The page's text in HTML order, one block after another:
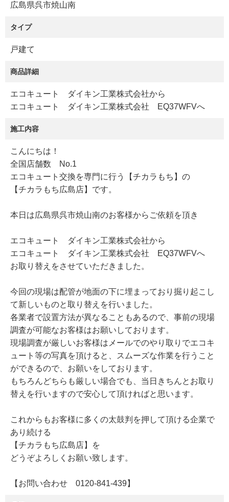
広島県呉市焼山南
タイプ
戸建て
商品詳細
エコキュート ダイキン工業株式会社から
エコキュート ダイキン工業株式会社 EQ37WFVへ
施工内容
こんにちは！
全国店舗数 No.1
エコキュート交換を専門に行う【チカラもち】の
【チカラもち広島店】です。
本日は広島県呉市焼山南のお客様からご依頼を頂き
エコキュート ダイキン工業株式会社から
エコキュート ダイキン工業株式会社 EQ37WFVへ
お取り替えをさせていただきました。
今回の現場は配管が地面の下に埋まっており掘り起こし
て新しいものと取り替えを行いました。
各業者で設置方法が異なることもあるので、事前の現場
調査が可能なお客様はお願いしております。
現場調査が厳しいお客様はメールでのやり取りでエコキ
ュート等の写真を頂けると、スムーズな作業を行うこと
ができるので、お願いをしております。
もちろんどちらも厳しい場合でも、当日きちんとお取り
替えを行いますので安心して頂ければと思います。
これからもお客様に多くの太鼓判を押して頂ける企業で
あり続ける
【チカラもち広島店】を
どうぞよろしくお願い致します。
【お問い合わせ 0120-841-439】